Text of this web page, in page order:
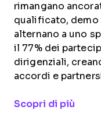
rimangano
qualificato, demo
alternano a uno
il 77% dei
dirigenziali,
accordi e
Scopri di più